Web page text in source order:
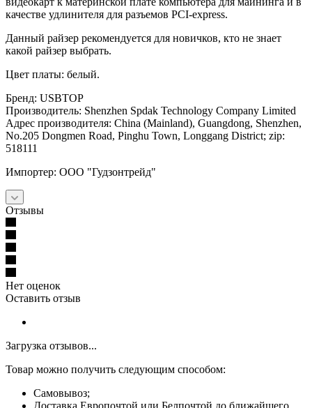
качестве удлинителя для разъемов PCI-express.
Данный райзер рекомендуется для новичков, кто не знает
какой райзер выбрать.
Цвет платы: белый.
Бренд: USBTOP
Производитель: Shenzhen Spdak Technology Company Limited
Адрес производителя: China (Mainland), Guangdong, Shenzhen,
No.205 Dongmen Road, Pinghu Town, Longgang District; zip:
518111
Импортер: ООО "Гудзонтрейд"
Отзывы
Нет оценок
Оставить отзыв
Загрузка отзывов...
Товар можно получить следующим способом:
Самовывоз;
Доставка Европочтой или Белпочтой до ближайшего